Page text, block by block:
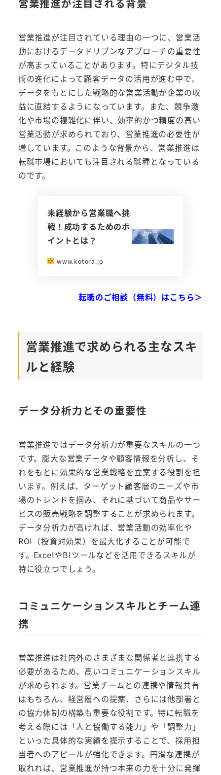
営業推進が注目される背景
営業推進が注目されている理由の一つに、営業活
動におけるデータドリブンなアプローチの重要性
が高まっていることがあります。特にデジタル技
術の進化によって顧客データの活用が進む中で、
データをもとにした戦略的な営業活動が企業の収
益に直結するようになっています。また、競争激
化や市場の複雑化に伴い、効率的かつ精度の高い
営業活動が求められており、営業推進の必要性が
増しています。このような背景から、営業推進は
転職市場においても注目される職種となっている
のです。
未経験から営業職へ挑
戦！成功するためのポ
イントとは？
www.kotora.jp
転職のご相談（無料）はこちら＞
営業推進で求められる主なスキ
ルと経験
データ分析力とその重要性
営業推進ではデータ分析力が重要なスキルの一つ
です。膨大な営業データや顧客情報を分析し、そ
れをもとに効果的な営業戦略を立案する役割を担
います。例えば、ターゲット顧客層のニーズや市
場のトレンドを掴み、それに基づいて商品やサー
ビスの販売戦略を調整することが求められます。
データ分析力が高ければ、営業活動の効率化や
ROI（投資対効果）を最大化することが可能で
す。ExcelやBIツールなどを活用できるスキルが
特に役立つでしょう。
コミュニケーションスキルとチーム連
携
営業推進は社内外のさまざまな関係者と連携する
必要があるため、高いコミュニケーションスキル
が求められます。営業チームとの連携や情報共有
はもちろん、経営層への提案、さらには他部署と
の協力体制の構築も重要な役割です。特に転職を
考える際には「人と協働する能力」や「調整力」
といった具体的な実績を提示することで、採用担
当者へのアピールが強化できます。円滑な連携が
取れれば、営業推進が持つ本来の力を十分に発揮